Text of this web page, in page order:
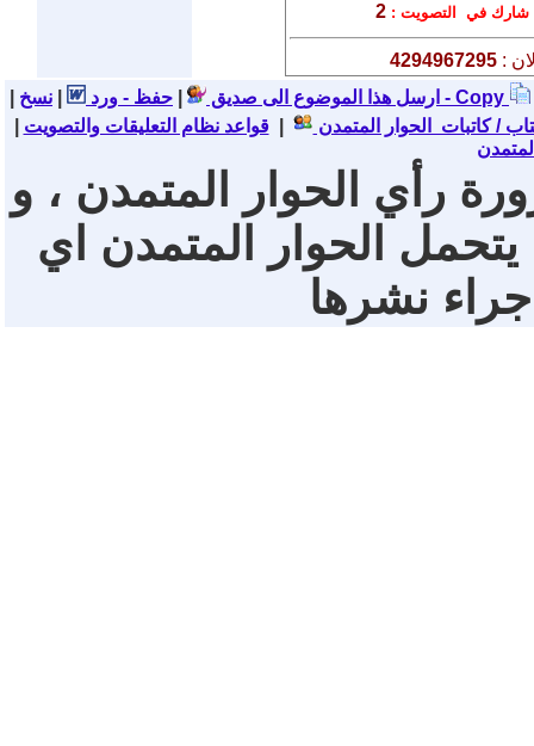
شارك في التصويت : 2
:
4294967295
ارسل هذا الموضوع الى صديق حفظ - ورد نسخ - Copy
/ كاتبات الحوار المتمدن |قواعد نظام التعليقات والتصويت
رأي الحوار المتمدن ، و
يتحمل الحوار المتمدن اي
جراء نشرها